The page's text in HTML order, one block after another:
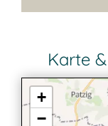
Karte
+
−